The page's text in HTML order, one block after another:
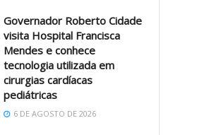
Governador Roberto Cidade
visita Hospital Francisca
Mendes e conhece
tecnologia utilizada em
cirurgias cardíacas
pediátricas
6 DE AGOSTO DE 2026